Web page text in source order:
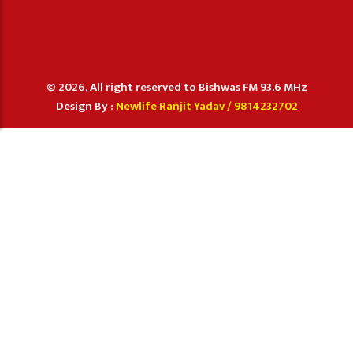
© 2026, All right reserved to Bishwas FM 93.6 MHz
Design By : Newlife Ranjit Yadav /9814232702